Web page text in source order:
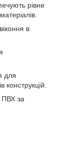
рівне
в
для
конструкцій.
ПВХ за